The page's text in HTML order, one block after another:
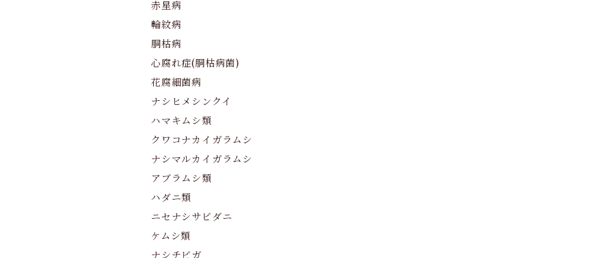
赤星病
輪紋病
胴枯病
心腐れ症(胴枯病菌)
花腐細菌病
ナシヒメシンクイ
ハマキムシ類
クワコナカイガラムシ
ナシマルカイガラムシ
アブラムシ類
ハダニ類
ニセナシサビダニ
ケムシ類
ナシチビガ